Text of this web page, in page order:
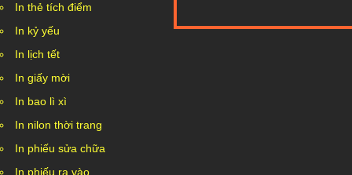
In thẻ tích điểm
In kỷ yếu
In lịch tết
In giấy mời
In bao lì xì
In nilon thời trang
In phiếu sửa chữa
In phiếu ra vào